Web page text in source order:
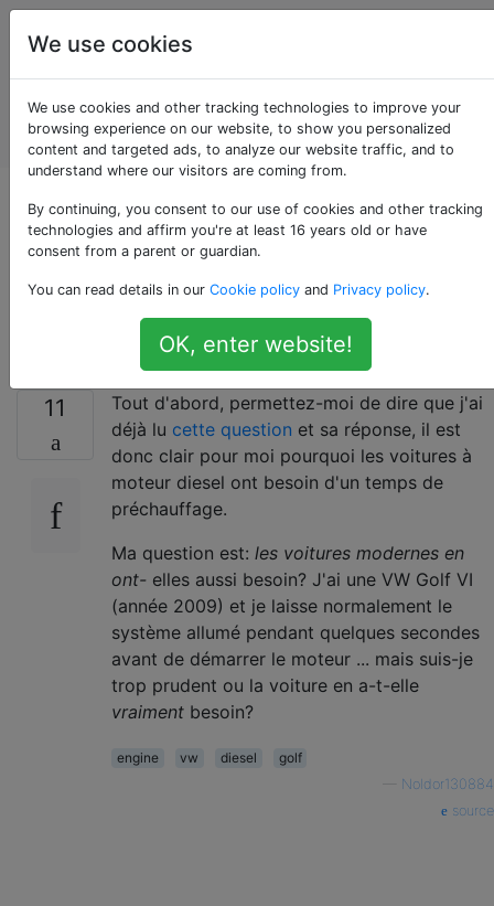
Entretien et
réparation
de
véhicules
automobiles
Account
Voitures modernes et
temps de
préchauffage diesel
11
Tout d'abord, permettez-moi de dire que j'ai
déjà lu cette question et sa réponse, il est
donc clair pour moi pourquoi les voitures à
moteur diesel ont besoin d'un temps de
préchauffage.
Ma question est: les voitures modernes en
ont- elles aussi besoin? J'ai une VW Golf VI
(année 2009) et je laisse normalement le
système allumé pendant quelques secondes
avant de démarrer le moteur ... mais suis-je
trop prudent ou la voiture en a-t-elle
vraiment besoin?
engine vw diesel
golf
Noldor130884
source
We use cookies
We use cookies and other tracking technologies to improve your
browsing experience on our website, to show you personalized
content and targeted ads, to analyze our website traffic, and to
understand where our visitors are coming from.
By continuing, you consent to our use of cookies and other tracking
technologies and affirm you're at least 16 years old or have
consent from a parent or guardian.
You can read details in our Cookie policy and Privacy policy.
OK, enter website!